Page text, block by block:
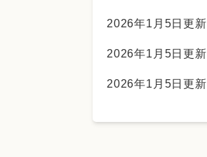
2026年1月5日更新
2026年1月5日更新
2026年1月5日更新